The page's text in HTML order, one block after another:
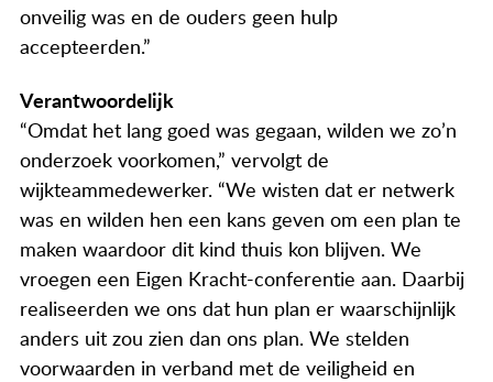
onveilig was en de ouders geen hulp
accepteerden.”
Verantwoordelijk
“Omdat het lang goed was gegaan, wilden we zo’n
onderzoek voorkomen,” vervolgt de
wijkteammedewerker. “We wisten dat er netwerk
was en wilden hen een kans geven om een plan te
maken waardoor dit kind thuis kon blijven. We
vroegen een Eigen Kracht-conferentie aan. Daarbij
realiseerden we ons dat hun plan er waarschijnlijk
anders uit zou zien dan ons plan. We stelden
voorwaarden in verband met de veiligheid en